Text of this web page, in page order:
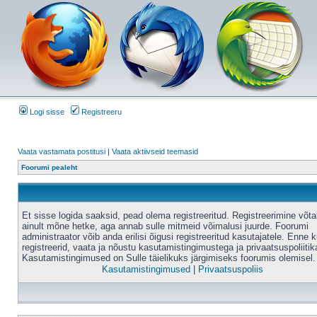
Logi sisse Registreeru
Vaata vastamata postitusi | Vaata aktiivseid teemasid
Foorumi pealeht
Et sisse logida saaksid, pead olema registreeritud. Registreerimine
ainult mõne hetke, aga annab sulle mitmeid võimalusi juurde. Foorumi
administraator võib anda erilisi õigusi registreeritud kasutajatele. Enne
registreerid, vaata ja nõustu kasutamistingimustega ja
Kasutamistingimused on Sulle täielikuks järgimiseks foorumis olemisel.
Kasutamistingimused
Privaatsuspoliis